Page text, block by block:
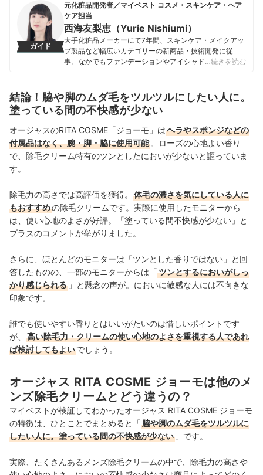
ガイド
元化粧品開発者／マイベスト コスメ・スキンケア・ヘア
ケア担当
西海友梨恵（Yurie Nishiumi）
大手化粧品メーカーにて7年間、スキンケア・メイクアッ
プ製品など幅広いカテゴリーの新商品・技術開発に従
事。なかでもファンデーションやアイシャドウ、口紅な
1500点以上のコスメを比較検証。開発現場で培った知識
をもとに、成分や処方の背景をふまえながら、専門的な
内容もユーザーにわかりやすく伝えることを大切にしな
がらコンテンツを制作している。
西海友梨恵（Yurie Nishiumi）のプロフィール
…続きを読む
結論！脇や脚のムダ毛をツルツルにしたい人に。
塗っている間の不快感が少ない
オージャスのRITA COSME「ジョーモ」はヘラやスポンジなどの
付属品はなく、腕・脚・脇に使用可能 。ローズの心地よい香り
で、除毛クリーム特有のツンとしたにおいが少ないと謳っていま
す。
除毛力の高さでは高評価を獲得。
体毛の濃さを気にしている人に
もおすすめの除毛クリームです。実際に使用したモニターから
は、使い心地のよさが好評。「塗っている間不快感が少ない」と
プラスのコメントが挙がりました。
さらに、ほとんどのモニターは「ツンとした香りではない」と回
答したものの、 一部のモニターからは「ツンとするにおいがしっ
かり感じられる 」と懸念の声が。においに敏感な人には不向きな
印象です。
誰でも使いやすい香りとはいいがたいのは惜しいポイントです
が、
高い除毛力・クリームの使い心地のよさを重視する人であれ
ば検討してもよいでしょう。
オージャス RITA COSME ジョーモは他のメ
ンズ除毛クリームとどう違うの？
マイベストが検証してわかったオージャス RITA COSME ジョーモ
の特徴は、ひとことでまとめると「脇や脚のムダ毛をツルツルに
したい人に。塗っている間の不快感が少ない 」です。
実際、たくさんあるメンズ除毛クリームの中で、除毛力の高さや